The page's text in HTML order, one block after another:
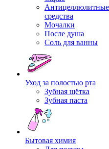
Антицеллюлитные
средства
Мочалки
После душа
Соль для ванны
Уход за полостью рта
Зубная щётка
Зубная паста
Бытовая химия